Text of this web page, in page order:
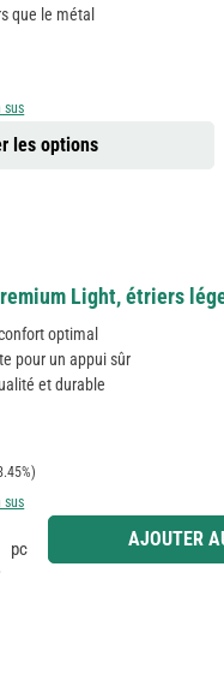
que le métal
sus
les options
Light, étriers
optimal
pour un appui sûr
et durable
sus
la quantité souhaitée ou
pc AJOUTER